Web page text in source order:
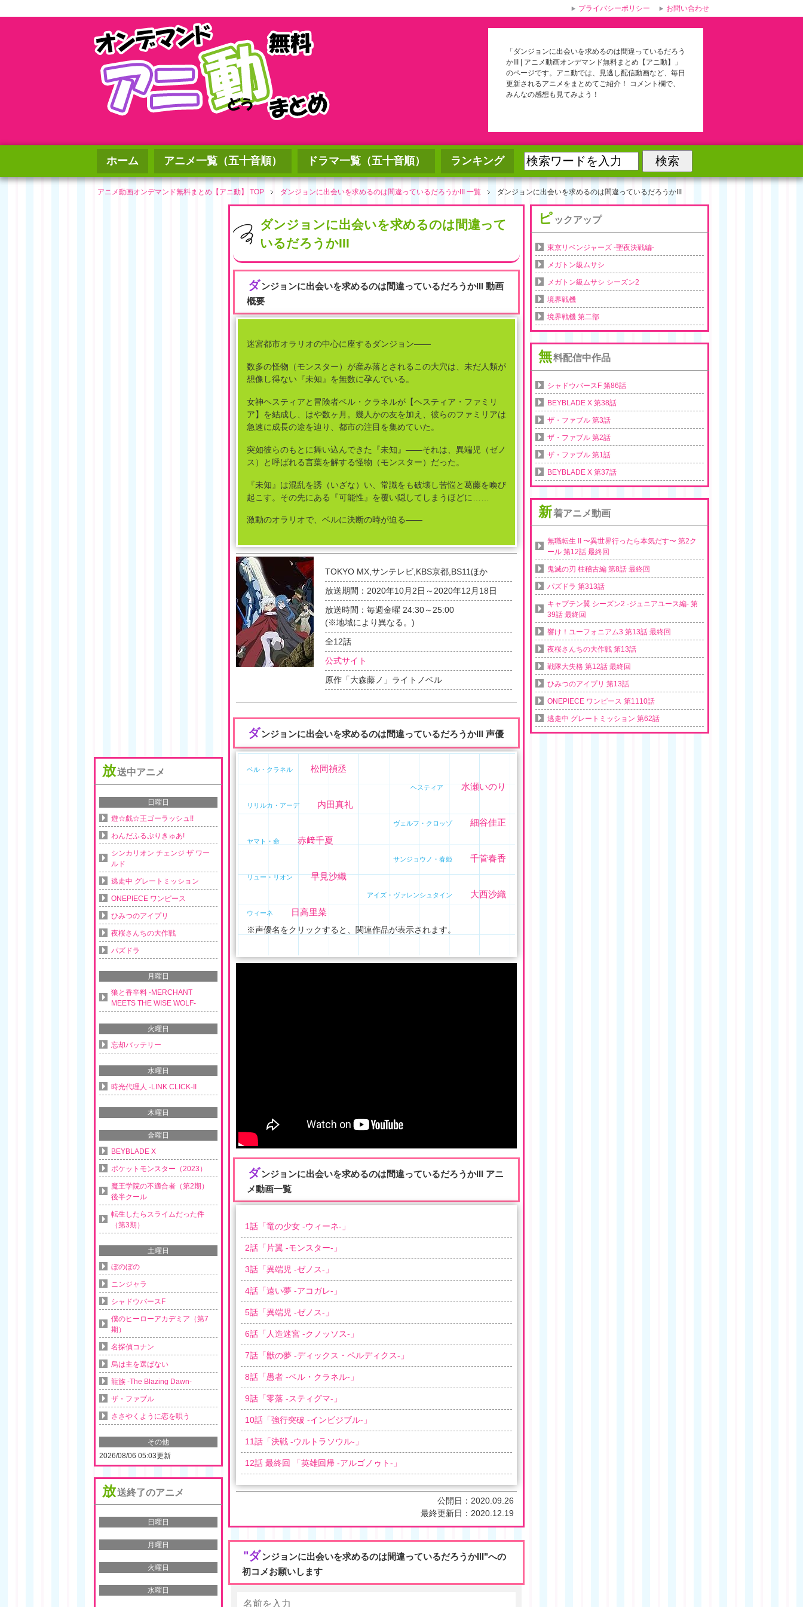
「ダンジョンに出会いを求めるのは間違っているだろう
かIII | アニメ動画オンデマンド無料まとめ【アニ動】」
のページです。アニ動では、見逃し配信動画など、毎日
更新されるアニメをまとめてご紹介！ コメント欄で、
みんなの感想も見てみよう！
ホーム アニメ一覧（五十音順） ドラマ一覧（五十音順） ランキング
アニメ動画オンデマンド無料まとめ【アニ動】 TOP ダンジョンに出会いを求めるのは間違っているだろうかIII 一覧 ダンジョンに出会いを求めるのは間違っているだろうかIII
ダンジョンに出会いを求めるのは間違って
いるだろうかIII
ダンジョンに出会いを求めるのは間違っているだろうかIII動画
概要
迷宮都市オラリオの中心に座するダンジョン――
数多の怪物（モンスター）が産み落とされるこの大穴は、未だ人類が
想像し得ない『未知』を無数に孕んでいる。
女神ヘスティアと冒険者ベル・クラネルが【ヘスティア・ファミリ
ア】を結成し、はや数ヶ月。幾人かの友を加え、彼らのファミリアは
急速に成長の途を辿り、都市の注目を集めていた。
突如彼らのもとに舞い込んできた『未知』――それは、異端児（ゼノ
ス）と呼ばれる言葉を解する怪物（モンスター）だった。
『未知』は混乱を誘（いざな）い、常識をも破壊し苦悩と葛藤を喚び
起こす。その先にある『可能性』を覆い隠してしまうほどに……
激動のオラリオで、ベルに決断の時が迫る――
TOKYO MX,サンテレビ,KBS京都,BS11ほか
放送期間：2020年10月2日～2020年12月18日
放送時間：毎週金曜 24:30～25:00
(※地域により異なる。)
全12話
公式サイト
原作「大森藤ノ」ライトノベル
ダンジョンに出会いを求めるのは間違っているだろうかIII 声優
ベル・クラネル 松岡禎丞
ヘスティア 水瀬いのり
リリルカ・アーデ 内田真礼
ヴェルフ・クロッゾ 細谷佳正
ヤマト・命 赤﨑千夏
サンジョウノ・春姫 千菅春香
リュー・リオン 早見沙織
アイズ・ヴァレンシュタイン 大西沙織
ウィーネ 日高里菜
※声優名をクリックすると、関連作品が表示されます。
ダンジョンに出会いを求めるのは間違っているだろうかIII アニ
メ動画一覧
1話「竜の少女 -ウィーネ- 」
2話「 片翼 -モンスター- 」
3話「異端児 -ゼノス- 」
4話「遠い夢 -アコガレ- 」
5話「異端児 -ゼノス- 」
6話「 人造迷宮 -クノッソス- 」
7話「獣の夢 -ディックス・ペルディクス- 」
8話「愚者 -ベル・クラネル- 」
9話「零落 -スティグマ- 」
10話「強行突破 -インビジブル- 」
11話「決戦 -ウルトラソウル- 」
12話 最終回 「英雄回帰 -アルゴノゥト- 」
公開日： 2020.09.26
最終更新日： 2020.12.19
"ダンジョンに出会いを求めるのは間違っているだろうかIII"への
初コメお願いします
放送中アニメ
日曜日
遊☆戯☆王ゴーラッシュ!!
わんだふるぷりきゅあ!
シンカリオン チェンジ ザ ワー
ルド
逃走中 グレートミッション
ONEPIECE ワンピース
ひみつのアイプリ
夜桜さんちの大作戦
パズドラ
月曜日
狼と香辛料 -MERCHANT
MEETS THE WISE WOLF-
火曜日
忘却バッテリー
水曜日
時光代理人 -LINK CLICK-II
木曜日
金曜日
BEYBLADE X
ポケットモンスター（2023）
魔王学院の不適合者（第2期）
後半クール
転生したらスライムだった件
（第3期）
土曜日
ぼのぼの
ニンジャラ
シャドウバースF
僕のヒーローアカデミア（第7
期）
名探偵コナン
烏は主を選ばない
龍族 -The Blazing Dawn-
ザ・ファブル
ささやくように恋を唄う
その他
2026/08/06 05:03更新
放送終了のアニメ
日曜日
月曜日
火曜日
水曜日
ピ ックアップ
東京リベンジャーズ -聖夜決戦編-
メガトン級ムサシ
メガトン級ムサシ シーズン2
境界戦機
境界戦機 第二部
無料配信中作品
シャドウバースF 第86話
BEYBLADE X 第38話
ザ・ファブル 第3話
ザ・ファブル 第2話
ザ・ファブル 第1話
BEYBLADE X 第37話
新着アニメ動画
無職転生 II 〜異世界行ったら本気だす〜 第2ク
ール 第12話 最終回
鬼滅の刃 柱稽古編 第8話 最終回
パズドラ 第313話
キャプテン翼 シーズン2 -ジュニアユース編- 第
39話 最終回
響け！ユーフォニアム3 第13話 最終回
夜桜さんちの大作戦 第13話
戦隊大失格 第12話 最終回
ひみつのアイプリ 第13話
ONEPIECE ワンピース 第1110話
逃走中 グレートミッション 第62話
プライバシーポリシー お問い合わせ